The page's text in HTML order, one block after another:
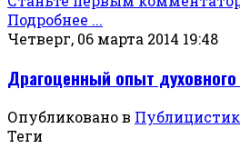
Подробнее ...
Четверг, 06 марта 2014 19:48
Драгоценный опыт
Опубликовано в
Теги